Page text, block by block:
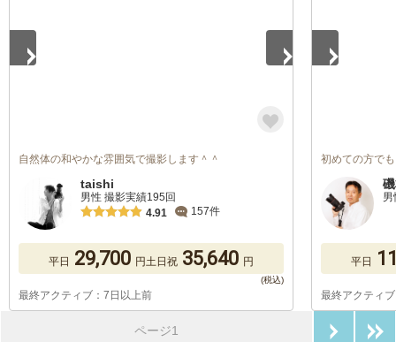
自然体の和やかな雰囲気で撮影します＾＾
taishi
男性 撮影実績195回
4.91
157件
平日 29,700 円土日祝 35,640 円
最終アクティブ：7日以上前
初めての方で
男
平日
最終アクティ
ページ1